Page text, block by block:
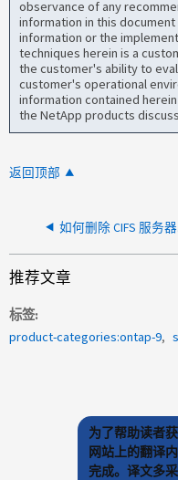
observance of any
information in this
information or the
techniques herein is a
the customer's ability to
customer's operational
information contained
the NetApp products
返回顶部
推荐文章
标签
product-categories:ontap-9
为了帮助读者
网站上的翻译
完成。译文多